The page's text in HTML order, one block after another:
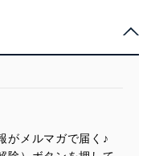
がメルマガで届く♪